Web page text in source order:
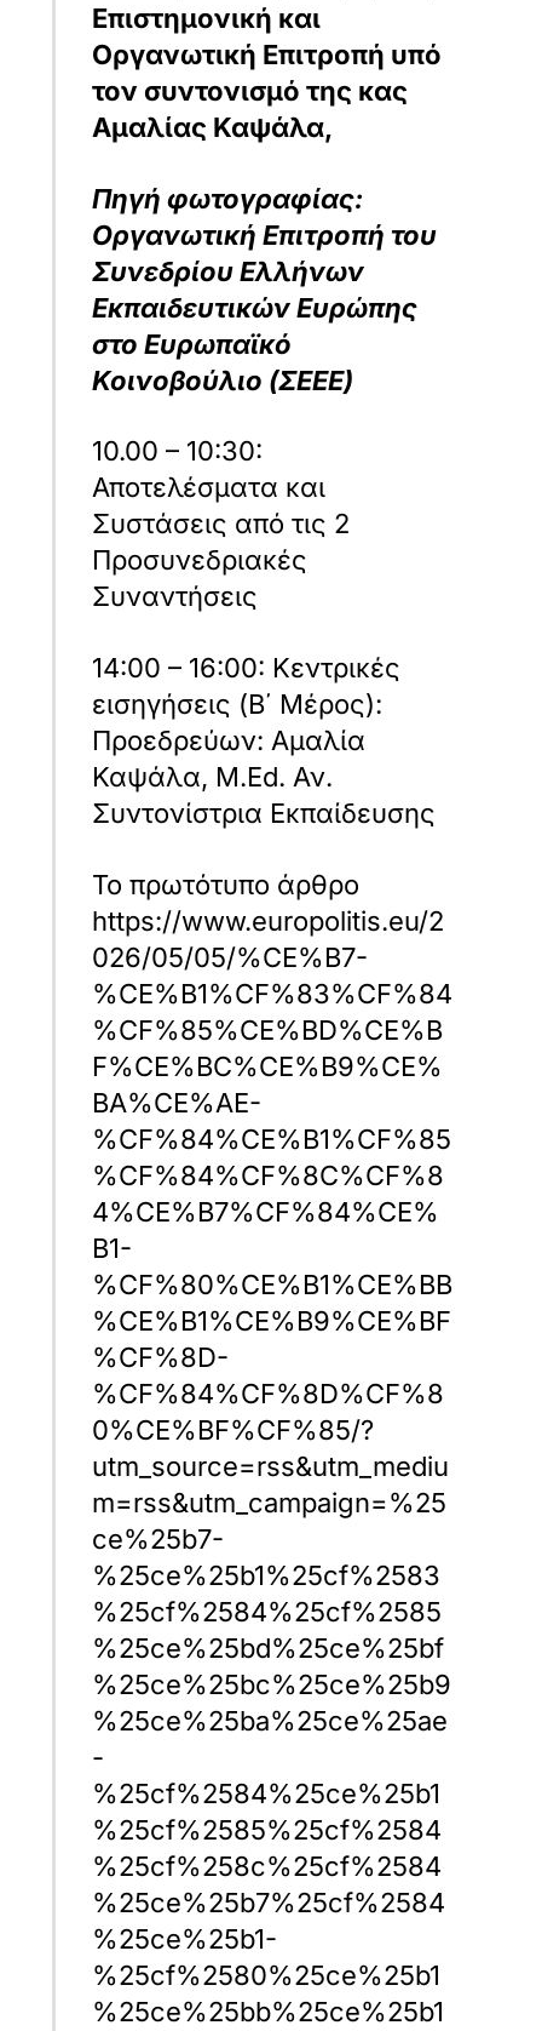
Επιστημονική και
Οργανωτική Επιτροπή υπό
τον συντονισμό της κας
Αμαλίας Καψάλα,
Πηγή φωτογραφίας:
Οργανωτική Επιτροπή του
Συνεδρίου Ελλήνων
Εκπαιδευτικών Ευρώπης
στο Ευρωπαϊκό
Κοινοβούλιο (ΣΕΕΕ)
10.00 – 10:30:
Αποτελέσματα και
Συστάσεις από τις 2
Προσυνεδριακές
Συναντήσεις
14:00 – 16:00: Κεντρικές
εισηγήσεις (Β΄ Μέρος):
Προεδρεύων: Αμαλία
Καψάλα, M.Ed. Αν.
Συντονίστρια Εκπαίδευσης
Το πρωτότυπο άρθρο
https://www.europolitis.eu/2
026/05/05/%CE%B7-
%CE%B1%CF%83%CF%84
%CF%85%CE%BD%CE%B
F%CE%BC%CE%B9%CE%
BA%CE%AE-
%CF%84%CE%B1%CF%85
%CF%84%CF%8C%CF%8
4%CE%B7%CF%84%CE%
B1-
%CF%80%CE%B1%CE%BB
%CE%B1%CE%B9%CE%BF
%CF%8D-
%CF%84%CF%8D%CF%8
0%CE%BF%CF%85/?
utm_source=rss&utm_mediu
m=rss&utm_campaign=%25
ce%25b7-
%25ce%25b1%25cf%2583
%25cf%2584%25cf%2585
%25ce%25bd%25ce%25bf
%25ce%25bc%25ce%25b9
%25ce%25ba%25ce%25ae
-
%25cf%2584%25ce%25b1
%25cf%2585%25cf%2584
%25cf%258c%25cf%2584
%25ce%25b7%25cf%2584
%25ce%25b1-
%25cf%2580%25ce%25b1
%25ce%25bb%25ce%25b1